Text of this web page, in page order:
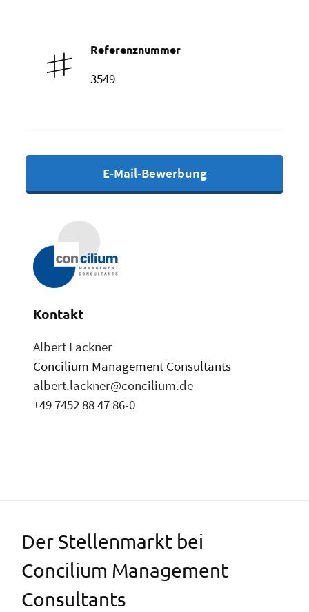
Referenznummer
3549
E-Mail-Bewerbung
Kontakt
Albert Lackner
Concilium Management Consultants
albert.lackner@concilium.de
+49 7452 88 47 86-0
Der Stellenmarkt bei
Concilium Management
Consultants